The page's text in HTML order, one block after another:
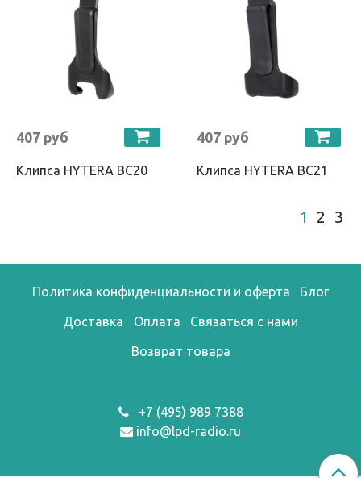
407 руб
Клипса HYTERA BC20
407 руб
Клипса HYTERA BC21
1 2 3
Политика конфиденциальности и оферта Блог
Доставка Оплата Связаться с нами
Возврат товара
+7 (495) 989 7388
info@lpd-radio.ru